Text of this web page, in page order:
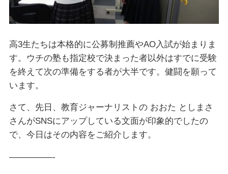
高3生たちは本格的に公募制推薦やAO入試が始まりま
す。ウチの塾も指定校で決まった者以外はすでに受験
を終えて次の準備をする者が大半です。健闘を願って
います。
さて、先日、教育ジャーナリストの おおた としまさ
さんがSNSにアップしている文面が印象的でしたの
で、今日はその内容をご紹介します。
—————-